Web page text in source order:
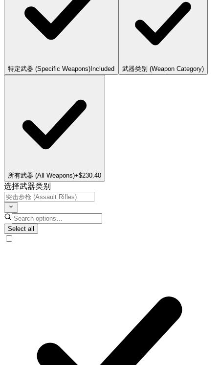
特定武器 (Specific Weapons) Included 武器类别 (Weapon Category)
所有武器 (All Weapons)+$230.40
选择武器类别
Select all